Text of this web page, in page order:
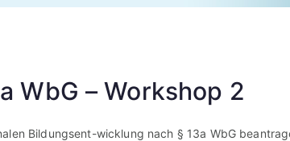
WbG – Workshop 2
Bildungsent-wicklung nach § 13a WbG